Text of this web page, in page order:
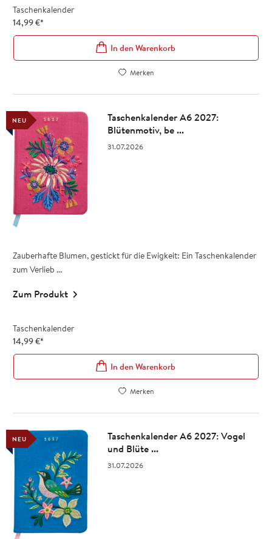
Taschenkalender
14,99€*
In den Warenkorb
Merken
NEU
Taschenkalender A6 2027:
Blütenmotiv, be ...
31.07.2026
Zauberhafte Blumen, gestickt für die Ewigkeit: Ein Taschenkalender
zum Verlieb ...
Zum Produkt
Taschenkalender
14,99€*
In den Warenkorb
Merken
NEU
Taschenkalender A6 2027: Vogel
und Blüte ...
31.07.2026